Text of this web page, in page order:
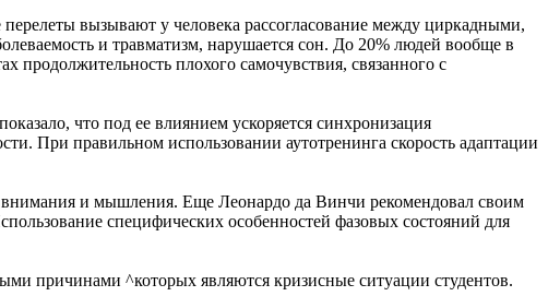
вызывают у человека рассогласование между циркадными,
и травматизм, нарушается сон. До 20% людей вообще в
плохого самочувствия, связанного с
что под ее влиянием ускоряется синхронизация
При правильном использовании аутотренинга скорость адаптации
внимания и мышления. Еще Леонардо да Винчи рекомендовал своим
специфических особенностей фазовых состояний для
причинами ^которых являются кризисные ситуации студентов.